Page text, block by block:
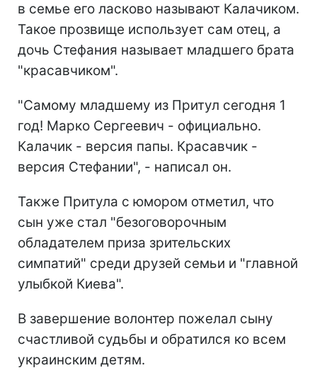
в семье его ласково называют Калачиком.
Такое прозвище использует сам отец, а
дочь Стефания называет младшего брата
"красавчиком".
"Самому младшему из Притул сегодня 1
год! Марко Сергеевич - официально.
Калачик - версия папы. Красавчик -
версия Стефании", - написал он.
Также Притула с юмором отметил, что
сын уже стал "безоговорочным
обладателем приза зрительских
симпатий" среди друзей семьи и "главной
улыбкой Киева".
В завершение волонтер пожелал сыну
счастливой судьбы и обратился ко всем
украинским детям.